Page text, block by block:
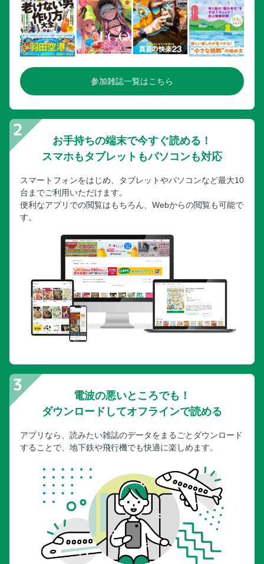
参加雑誌一覧はこちら
お手持ちの端末で今すぐ読める！
スマホもタブレットもパソコンも対応
スマートフォンをはじめ、タブレットやパソコンなど最大10
台までご利用いただけます。
便利なアプリでの閲覧はもちろん、Webからの閲覧も可能で
す。
電波の悪いところでも！
ダウンロードしてオフラインで読める
アプリなら、読みたい雑誌のデータをまるごとダウンロード
することで、地下鉄や飛行機でも快適に楽しめます。